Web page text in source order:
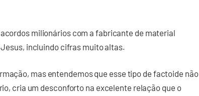
milionários com a fabricante de material
incluindo cifras muito altas.
mas entendemos que esse tipo de factoide não
cria um desconforto na excelente relação que o